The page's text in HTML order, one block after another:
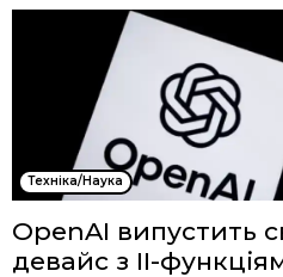
Техніка/Наука
OpenAI випустить
девайс з ІІ-